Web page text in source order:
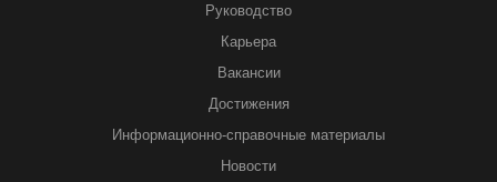
Руководство
Карьера
Вакансии
Достижения
Информационно-справочные материалы
Новости